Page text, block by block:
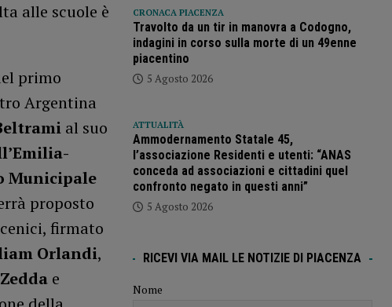
alle scuole è
primo
Argentina
al suo
Municipale
proposto
firmato
Orlandi,
e
CRONACA PIACENZA
Travolto da un tir in manovra a Codogno,
indagini in corso sulla morte di un 49enne
piacentino
5 Agosto 2026
ATTUALITÀ
Ammodernamento Statale 45,
l’associazione Residenti e utenti: “ANAS
conceda ad associazioni e cittadini quel
confronto negato in questi anni”
5 Agosto 2026
RICEVI VIA MAIL LE NOTIZIE DI PIACENZA
Nome